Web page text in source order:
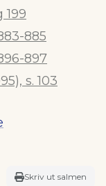
199
885
897
s. 103
Skriv ut salmen